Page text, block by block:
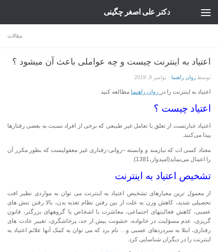
دکتر علی اصغر چگینی
مقالات
اعتیاد به اینترنت چیست و چه عواملی باعث آن میشود ؟
توسط روان راهنما · نوامبر 9, 2019
اعتیاد به اینترنت را در روان راهنما مطالعه کنید
اعتیاد چیست ؟
اعتیاد عبارتست از تعلق یا تعامل غیر طبیعی که برخی از افراد نسبت به بعضی رفتارها
پیدا می‌کنند.
معتاد کسی ات که نیازمند و وابسته –روانی-رفتاری غیر معقولیست که بطور مکرر آن
را اعمال می‌نماید(امیدوار،1381).
تشخیص اعتیاد به اینترنت
از معمول ترین معیارهای تشخیص اعتیاد به اینترنت می توان به مواردی نظیر افت
تحصیلی شدید، کاهش وزن به علت از بین رفتن نظام تغذیه بدن، بالا رفتن تنش های
عصبی، کاهش فعالیتهای اجتماعی، معاشرت با اشخاص یا گروههای بزرگتر، قانون
گریزی، عدم مسؤلیت در خانواده، خشونت بیش از حد، پرخاشگری، تغییر عادت های
رفتاری، ابتلا به سردردهای عصبی و… نام برد که می توان به کمک آنها علائم اعتیاد به
اینترنت را در دیگران شناسایی کرد.